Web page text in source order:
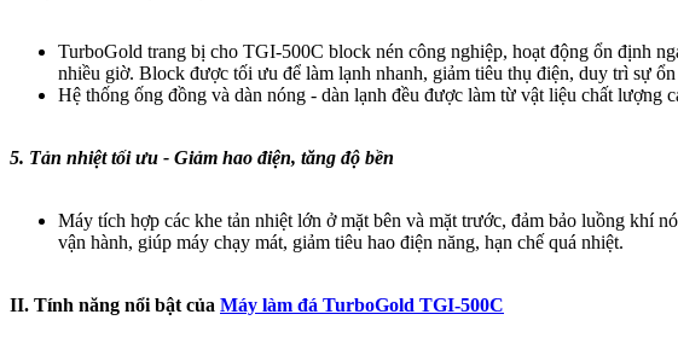
TurboGold trang bị cho TGI-500C block nén công nghiệp, hoạt động ổn định
nhiều giờ. Block được tối ưu để làm lạnh nhanh, giảm tiêu thụ điện, duy trì sự
Hệ thống ống đồng và dàn nóng - dàn lạnh đều được làm từ vật liệu chất lượng
5. Tản nhiệt tối ưu - Giảm hao điện, tăng độ bền
Máy tích hợp các khe tản nhiệt lớn ở mặt bên và mặt trước, đảm bảo luồng khí
vận hành, giúp máy chạy mát, giảm tiêu hao điện năng, hạn chế quá nhiệt.
II. Tính năng nổi bật của Máy làm đá TurboGold TGI-500C